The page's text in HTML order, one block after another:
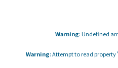
Warning: Undefined
Warning: Attempt to read